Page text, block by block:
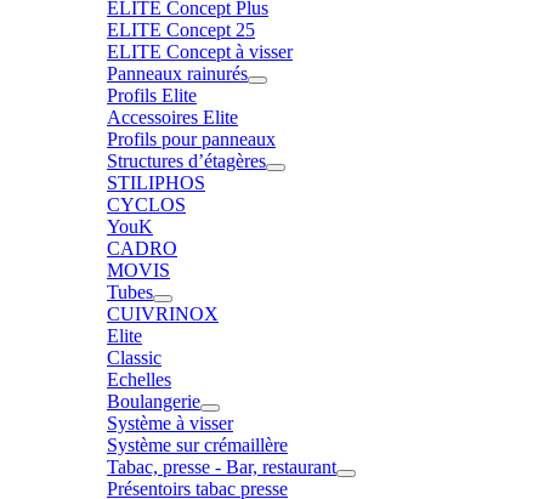
ELITE Concept Plus
ELITE Concept 25
ELITE Concept à visser
Panneaux rainurés
Profils Elite
Accessoires Elite
Profils pour panneaux
Structures d’étagères
STILIPHOS
CYCLOS
YouK
CADRO
MOVIS
Tubes
CUIVRINOX
Elite
Classic
Echelles
Boulangerie
Système à visser
Système sur crémaillère
Tabac, presse - Bar, restaurant
Présentoirs tabac presse